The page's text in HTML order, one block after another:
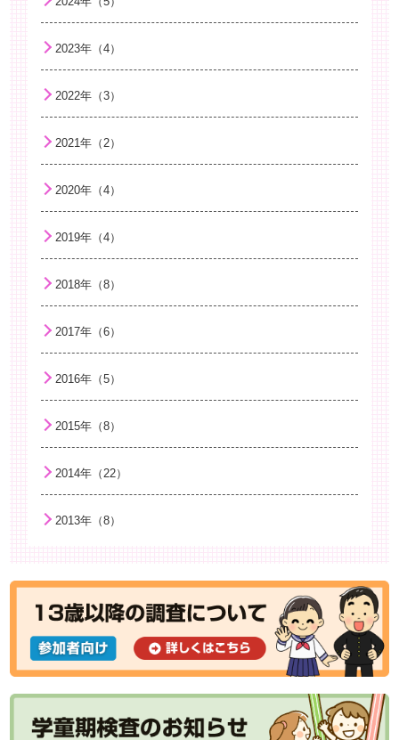
花粉症
相手の気持ちを考えられるようになること…
手洗い
病院へ行く前の心の準備
こどもの便秘について
幼児期のことばの発達
夏に流行する感染症
虫刺され
B型肝炎ワクチンについて知ろう
夏バテ
食中毒に気をつけよう
今から始める！「子どもの喫煙予防と病気の予防」
ネット検索と“子育てに役立つ情報”との付き合い方
安心して入手できる子育てお役立ち情報のご案内
アトピー性皮膚炎と乾燥：保湿が大切なわけ
親子の絆はいつからはじまる？－愛着の発達ー
2023年（4）
2022年（3）
2021年（2）
2020年（4）
2019年（4）
2018年（8）
2017年（6）
2016年（5）
2015年（8）
2014年（22）
2013年（8）